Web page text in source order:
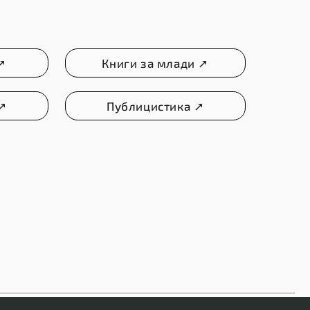
Книги за млади ↗
Публицистика ↗